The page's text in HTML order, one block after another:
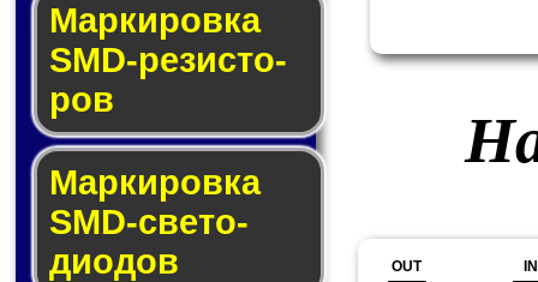
Маркировка
SMD-ре­зис­то­
ров
Маркировка
SMD-све­то­
дио­дов
IN
OUT